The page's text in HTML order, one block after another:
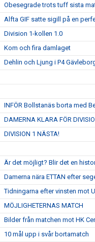
Obesegrade trots tuff sista
Alfta GIF satte sigill på en
Division 1-kollen 1.0
Kom och fira damlaget
Dehlin och Ljung i P4
INFÖR Bollstanäs borta med
DAMERNA KLARA FÖR
DIVISION 1 NÄSTA!
Är det möjligt? Blir det en
Damerna nära ETTAN efter
Tidningarna efter vinsten mot
MÖJLIGHETERNAS MATCH
Bilder från matchen mot HK
10 mål upp i svår bortamatch